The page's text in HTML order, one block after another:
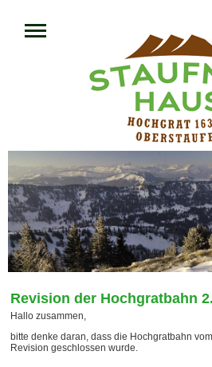
Revision der Hochgratbahn
Hallo zusammen,
bitte denke daran, dass die Hochgratbahn
Revision geschlossen wurde.